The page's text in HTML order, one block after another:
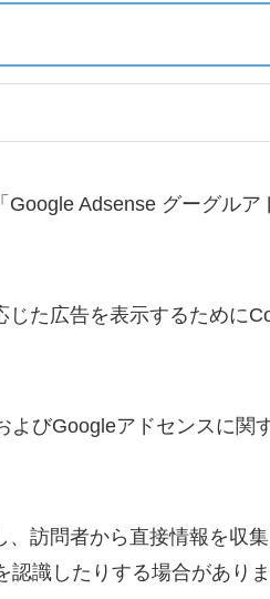
Adsense グーグルア
た広告を表示するために
びGoogleアドセンスに関
訪問者から直接情報を収
識したりする場合がありま